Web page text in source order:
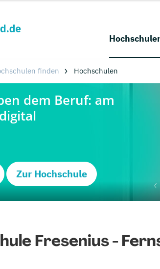
finden Hochschulen
Zur Hochschule
Fresenius -